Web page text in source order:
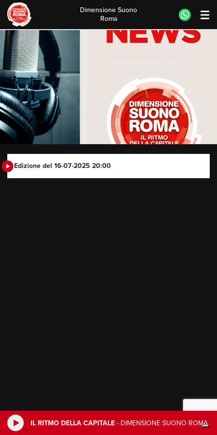
IL RITMO DELLA CAPITALE - DIMENSIONE SUONO ROMA
Skip
to
content
Dimensione Suono
Roma
Edizione del 16-07-2025 20:00